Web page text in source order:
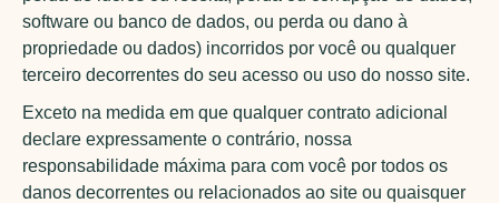
software ou banco de dados, ou perda ou dano à
propriedade ou dados) incorridos por você ou qualquer
terceiro decorrentes do seu acesso ou uso do nosso site.
Exceto na medida em que qualquer contrato adicional
declare expressamente o contrário, nossa
responsabilidade máxima para com você por todos os
danos decorrentes ou relacionados ao site ou quaisquer